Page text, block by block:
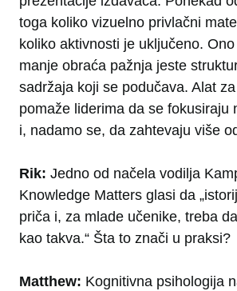
toga koliko vizuelno privlačni
koliko aktivnosti je uključeno.
manje obraća pažnja jeste
sadržaja koji se podučava. Alat
pomaže liderima da se fokusiraju
i, nadamo se, da zahtevaju više
Rik: Jedno od načela vodilja
Knowledge Matters glasi da
priča i, za mlade učenike, treba
kao takva.“ Šta to znači u praksi?
Matthew: Kognitivna psihologija